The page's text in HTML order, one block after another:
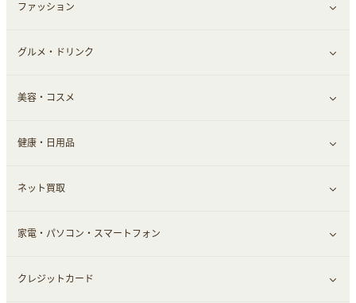
すべて見る
総合通販
ファッション
すべて見る
ファッション
インナー・下着
スーツ・フォーマル
グルメ・ドリンク
すべて見る
グルメ
お酒
食材宅配
ウォーターサーバー
美容・コスメ
すべて見る
ヘアケア
エステ・サロン
メンズ美容
健康・日用品
すべて見る
スポーツ・フィットネス
日用品・薬局・からだ
ネット買取
すべて見る
ネット買取
家電・パソコン・スマートフォン
すべて見る
クレジットカード